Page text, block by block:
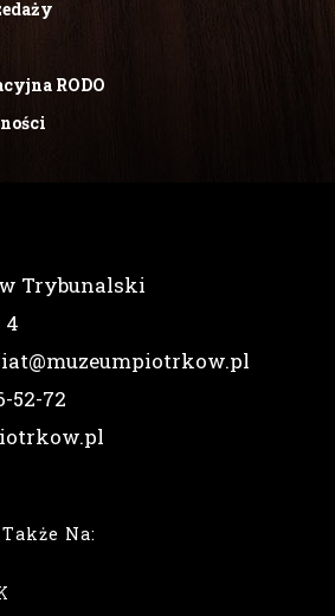
RODO
Trybunalski
4
52-72
Na: